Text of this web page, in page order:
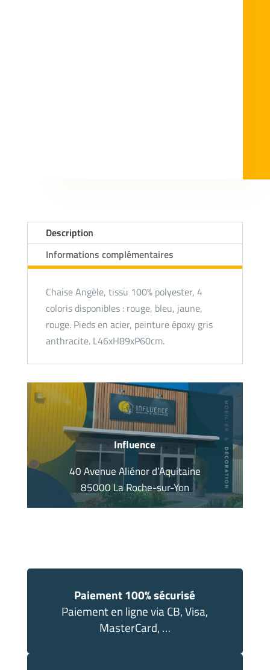
Description
Informations complémentaires
Chaise Angèle, tissu 100% polyester, 4
coloris disponibles : rouge, bleu, jaune,
rouge. Pieds en acier, peinture époxy gris
anthracite. L46xH89xP60cm.
Influence
40 Avenue Aliénor d’Aquitaine
85000 La Roche-sur-Yon
Paiement 100% sécurisé
Paiement en ligne via CB, Visa,
MasterCard, …